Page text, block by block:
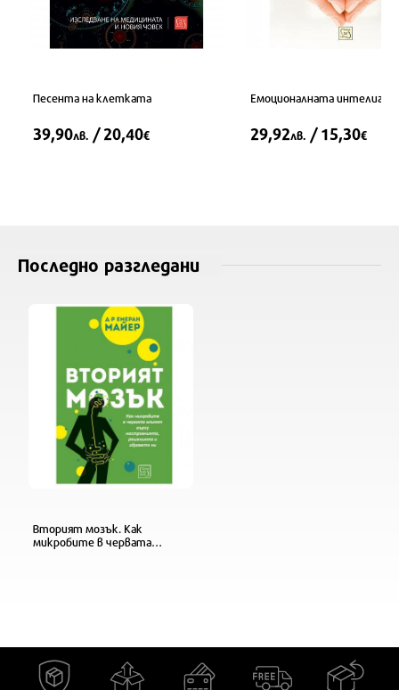
Песента на клетката
39,90лв. / 20,40€
Емоционалната
29,92лв. / 15,30€
Последно разгледани
Вторият мозък. Как
микробите в червата